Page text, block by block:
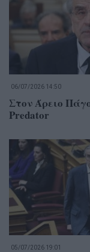
06/07/2026 14:50
Στον Άρειο
Predator
05/07/2026 19:01